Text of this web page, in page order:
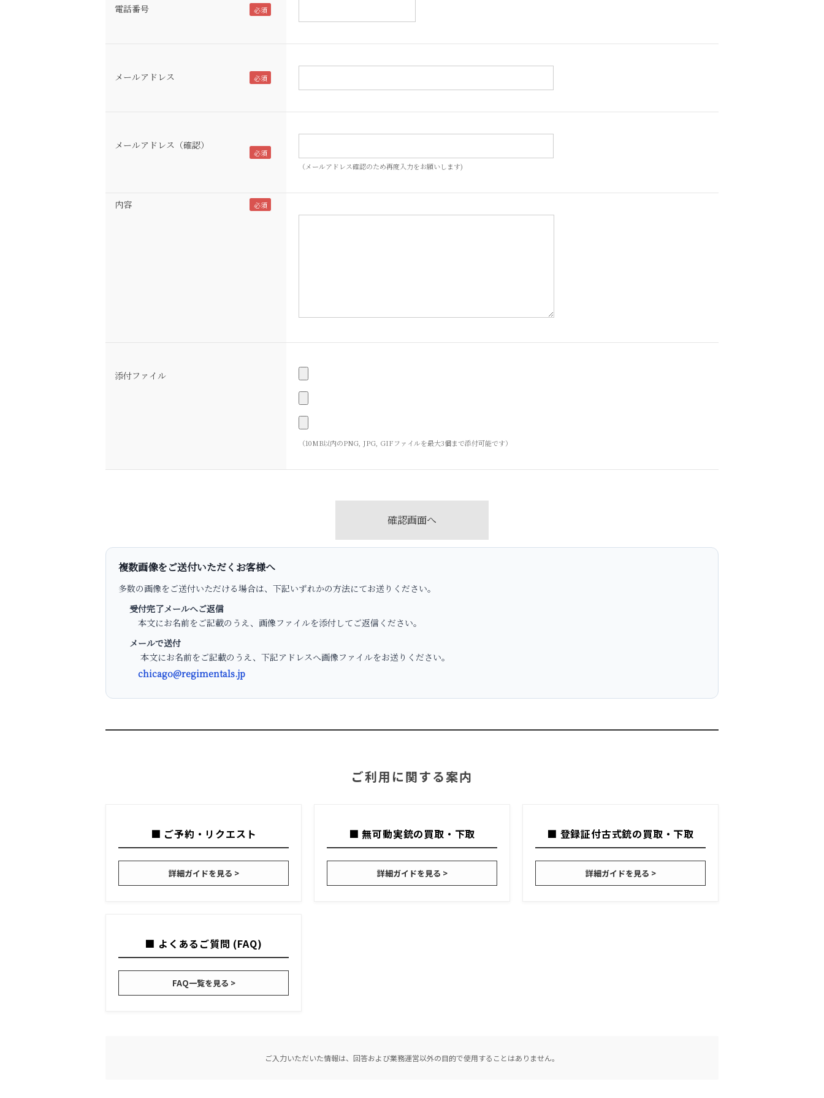
電話番号
メールアドレス
メールアドレス（確認）
（メールアドレス確認のため再度入力をお願いします)
内容
添付ファイル
（10MB以内のPNG, JPG, GIFファイルを最大3個まで添付可能です）
複数画像をご送付いただくお客様へ
多数の画像をご送付いただける場合は、下記いずれかの方法にてお送りください。
受付完了メールへご返信
本文にお名前をご記載のうえ、画像ファイルを添付してご返信ください。
メールで送付
本文にお名前をご記載のうえ、下記アドレスへ画像ファイルをお送りください。
chicago@regimentals.jp
ご利用に関する案内
■ ご予約・リクエスト
詳細ガイドを見る >
■ 無可動実銃の買取・下取
詳細ガイドを見る >
■ 登録証付古式銃の買取・下取
詳細ガイドを見る >
■ よくあるご質問 (FAQ)
FAQ一覧を見る >
ご入力いただいた情報は、回答および業務運営以外の目的で使用することはありません。